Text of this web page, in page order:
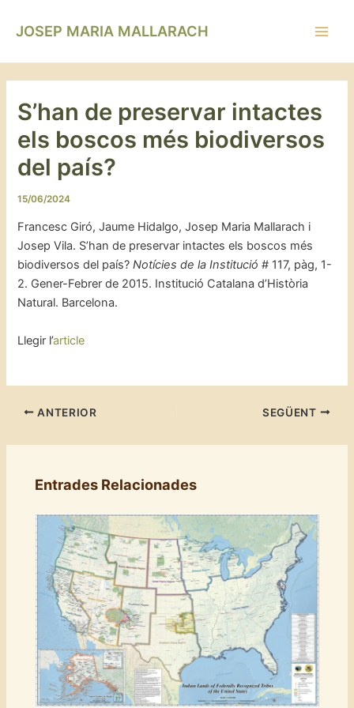
JOSEP MARIA MALLARACH
S’han de preservar intactes
els boscos més biodiversos
del país?
15/06/2024
Francesc Giró, Jaume Hidalgo, Josep Maria Mallarach i
Josep Vila. S’han de preservar intactes els boscos més
biodiversos del país?Notícies de la Institució# 117, pàg, 1-
2. Gener-Febrer de 2015. Institució Catalana d’Història
Natural. Barcelona.
Llegir l’article
d'entrades
ANTERIOR SEGÜENT
Entrades Relacionades